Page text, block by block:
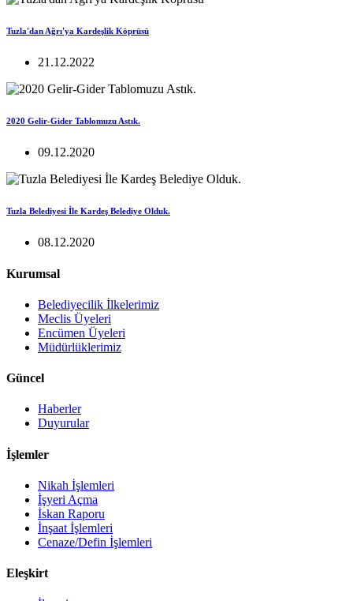
Tuzla'dan Ağrı'ya Kardeşlik Köprüsü
21.12.2022
2020 Gelir-Gider Tablomuzu Astık.
09.12.2020
Tuzla Belediyesi İle Kardeş Belediye Olduk.
08.12.2020
Kurumsal
Belediyecilik İlkelerimiz
Meclis Üyeleri
Encümen Üyeleri
Müdürlüklerimiz
Güncel
Haberler
Duyurular
İşlemler
Nikah İşlemleri
İşyeri Açma
İskan Raporu
İnşaat İşlemleri
Cenaze/Defin İşlemleri
Eleşkirt